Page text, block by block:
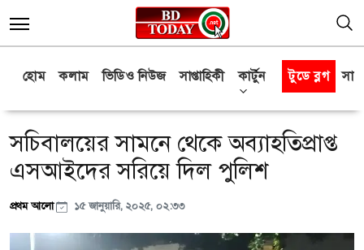
হোম কলাম ভিডিও নিউজ সাপ্তাহিকী কার্টুন টুডে ব্লগ
সচিবালয়ের সামনে থেকে অব্যাহতিপ্রাপ্ত
এসআইদের সরিয়ে দিল পুলিশ
প্রথম আলো ১৫ জানুয়ারি, ২০২৫, ০২:৩৩